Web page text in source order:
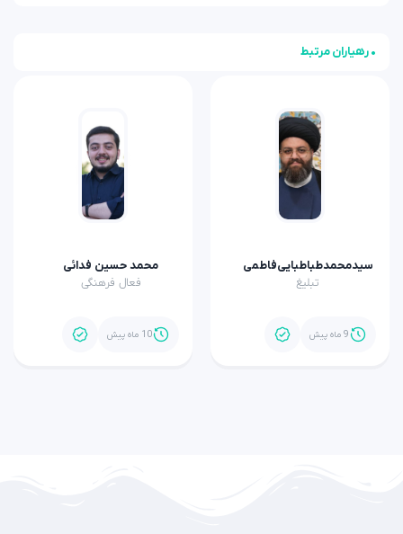
• رهیاران مرتبط
سیدمحمدطباطبایی‌فاطمی
تبلیغ
9 ماه پیش
محمد حسین فدائی
فعال فرهنگی
10 ماه پیش